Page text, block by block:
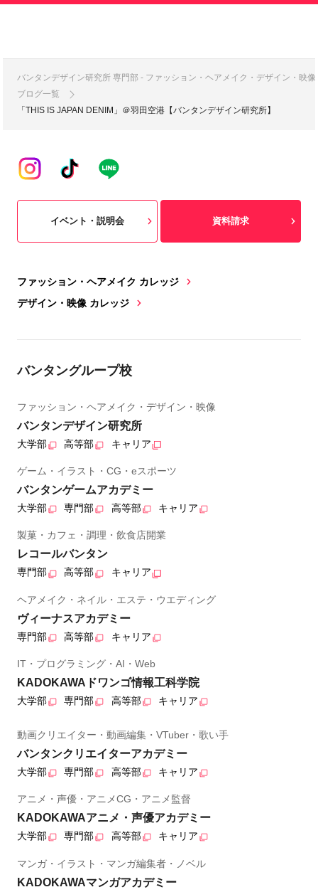
バンタンデザイン研究所 専門部 - ファッション・ヘアメイク・デザイン・映
ブログ一覧
「THIS IS JAPAN DENIM」＠羽田空港【バンタンデザイン研究所】
ファッション・ヘアメイク カレッジ
デザイン・映像 カレッジ
イベント・説明会 資料請求
バンタングループ校
ファッション・ヘアメイク・デザイン・映像
バンタンデザイン研究所
大学部 高等部 キャリア
ゲーム・イラスト・CG・eスポーツ
バンタンゲームアカデミー
大学部 専門部 高等部 キャリア
製菓・カフェ・調理・飲食店開業
レコールバンタン
専門部 高等部 キャリア
ヘアメイク・ネイル・エステ・ウエディング
ヴィーナスアカデミー
専門部 高等部 キャリア
IT・プログラミング・AI・Web
KADOKAWAドワンゴ情報工科学院
大学部 専門部 高等部 キャリア
動画クリエイター・動画編集・VTuber・歌い手
バンタンクリエイターアカデミー
大学部 専門部 高等部 キャリア
アニメ・声優・アニメCG・アニメ監督
KADOKAWAアニメ・声優アカデミー
大学部 専門部 高等部 キャリア
マンガ・イラスト・マンガ編集者・ノベル
KADOKAWAマンガアカデミー